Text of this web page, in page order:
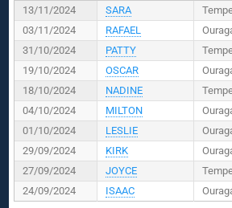
13/11/2024
SARA
03/11/2024
RAFAEL
31/10/2024
PATTY
19/10/2024
OSCAR
18/10/2024
NADINE
04/10/2024
MILTON
01/10/2024
LESLIE
29/09/2024
KIRK
27/09/2024
JOYCE
24/09/2024
ISAAC